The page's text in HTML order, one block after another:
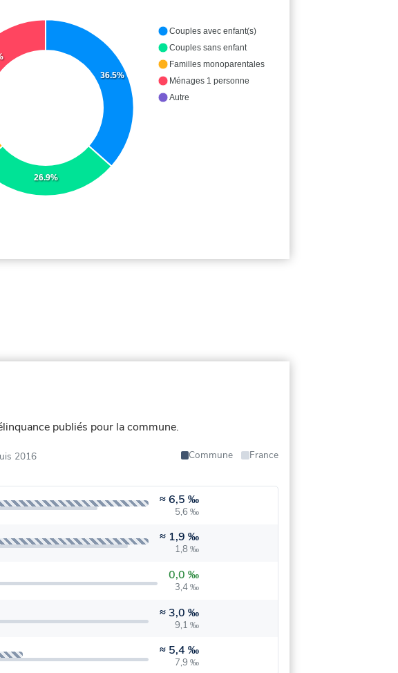
36.5%
26.9%
Couples avec enfant(s)
Couples sans enfant
Familles monoparentales
Ménages 1 personne
Autre
publiés pour la commune.
2016 Commune
France
≈6,5 ‰
5,6 ‰
≈ 1,9 ‰
1,8 ‰
0,0 ‰
3,4 ‰
≈ 3,0 ‰
9,1 ‰
≈ 5,4 ‰
7,9 ‰